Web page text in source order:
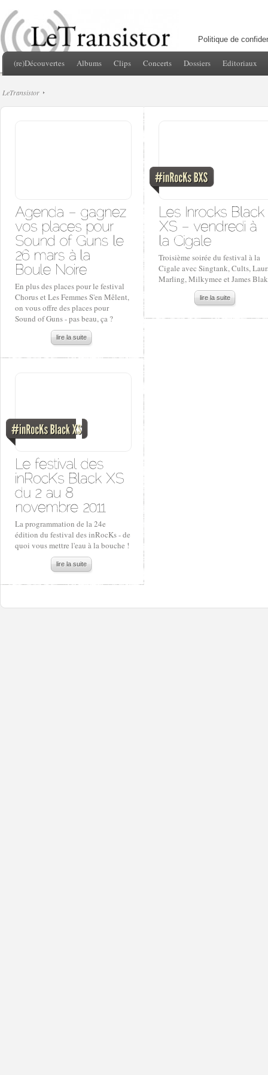
Politique de
(re)Découvertes Albums Clips Concerts Dossiers Editoriaux
LeTransistor
En plus des places pour le festival
Chorus et Les Femmes S'en Mêlent,
on vous offre des places pour
Sound of Guns - pas beau, ça ?
lire la suite
Troisième soirée du festival à la
Cigale avec Singtank, Cults,
Marling, Milkymee et James
lire la suite
La programmation de la 24e
édition du festival des inRocKs - de
quoi vous mettre l'eau à la bouche !
lire la suite